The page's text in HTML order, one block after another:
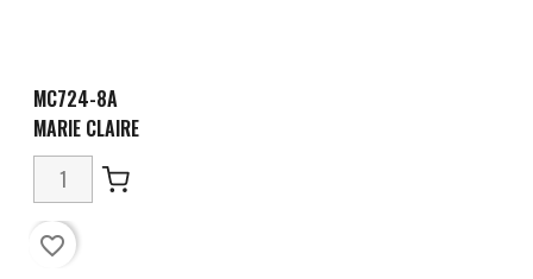
MC724-8A
MARIE CLAIRE
favorite_border